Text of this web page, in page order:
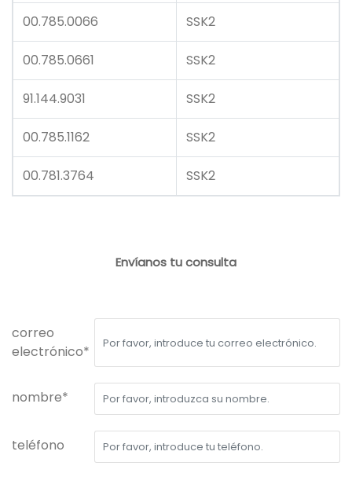
00.785.0066 SSK2
00.785.0661 SSK2
91.144.9031 SSK2
00.785.1162 SSK2
00.781.3764 SSK2
Envíanos tu consulta
correo
electrónico*
nombre*
teléfono